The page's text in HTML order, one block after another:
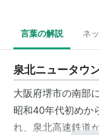
言葉の解説 ネ
泉北ニュータウ
大阪府堺市の南部
昭和40年代初めか
れ、泉北高速鉄道